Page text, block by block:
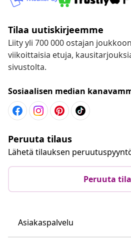
Tilaa uutiskirjeemme
Liity yli 700 000 ostajan
viikoittaisia etuja,
sivustolta.
Sosiaalisen median
Peruuta tilaus
Lähetä tilauksen
Peruuta
Asiakaspalvelu